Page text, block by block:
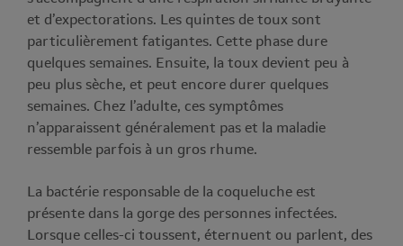
et d’expectorations. Les quintes de toux sont
particulièrement fatigantes. Cette phase dure
quelques semaines. Ensuite, la toux devient peu à
peu plus sèche, et peut encore durer quelques
semaines. Chez l’adulte, ces symptômes
n’apparaissent généralement pas et la maladie
ressemble parfois à un gros rhume.
La bactérie responsable de la coqueluche est
présente dans la gorge des personnes infectées.
Lorsque celles-ci toussent, éternuent ou parlent, des